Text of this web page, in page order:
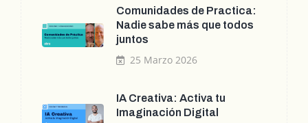
Comunidades de Practica:
Nadie sabe más que todos
juntos
25 Marzo 2026
IA Creativa: Activa tu
Imaginación Digital